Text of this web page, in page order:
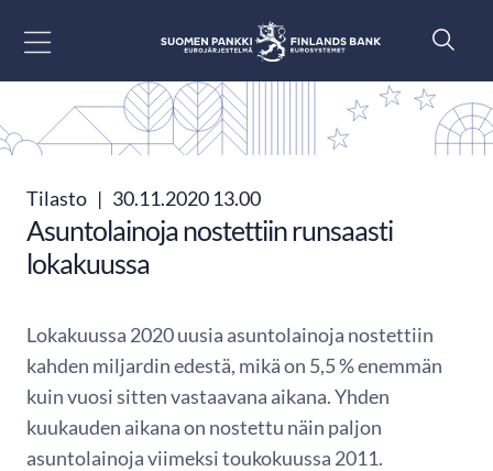
Tilasto | 30.11.2020 13.00
Asuntolainoja nostettiin runsaasti
lokakuussa
Lokakuussa 2020 uusia asuntolainoja nostettiin
kahden miljardin edestä, mikä on 5,5 % enemmän
kuin vuosi sitten vastaavana aikana. Yhden
kuukauden aikana on nostettu näin paljon
asuntolainoja viimeksi toukokuussa 2011.